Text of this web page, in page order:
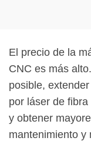
El precio de la
CNC es más
posible,
por láser de
y obtener
mantenimiento y